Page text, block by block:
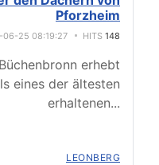
Pforzheim
06-25 08:19:27 HITS 148
erhebt
eines der ältesten
erhaltenen...
LEONBERG